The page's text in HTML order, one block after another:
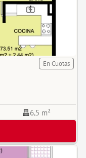
En Cuotas
6,5 m²